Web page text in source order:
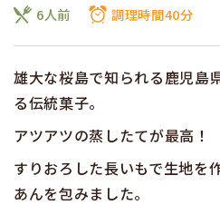
6人前 調理時間40分
雄大な桜島で知られる鹿児島
る伝統菓子。
アツアツの蒸したてが最高！
すりおろした長いもで生地を
あんを包みました。